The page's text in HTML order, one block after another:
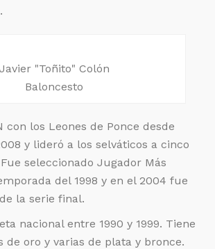
Javier "Toñito" Colón
Baloncesto
con los Leones de Ponce desde
y lideró a los selváticos a cinco
seleccionado Jugador Más
del 1998 y en el 2004 fue
la serie final.
nacional entre 1990 y 1999. Tiene
de oro y varias de plata y bronce.